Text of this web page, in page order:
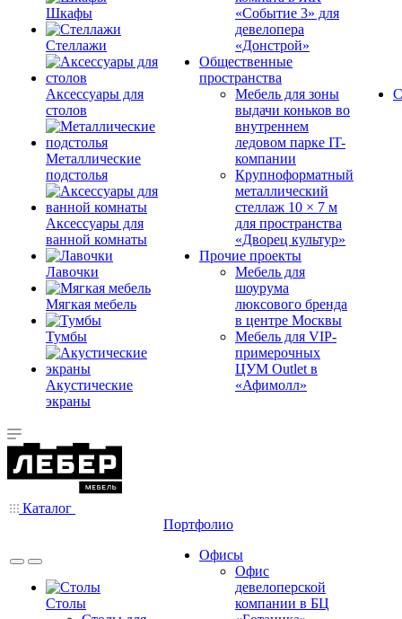
Шкафы
Стеллажи
Аксессуары для
столов
Металлические
подстолья
Аксессуары для
ванной комнаты
Лавочки
Мягкая мебель
Тумбы
Акустические
экраны
«Событие 3» для
девелопера
«Донстрой»
Общественные
пространства
Мебель для зоны
выдачи коньков во
внутреннем
ледовом парке IT-
компании
Крупноформатный
металлический
стеллаж 10 × 7 м
для пространства
«Дворец культур»
Прочие проекты
Мебель для
шоурума
люксового бренда
в центре Москвы
Мебель для VIP-
примерочных
ЦУМ Outlet в
«Афимолл»
Каталог
Столы
Портфолио
Офисы
Офис
девелоперской
компании в БЦ